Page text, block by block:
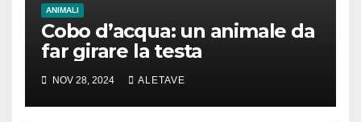
ANIMALI
Cobo d’acqua: un animale da
far girare la testa
NOV 28, 2024 ALETAVE